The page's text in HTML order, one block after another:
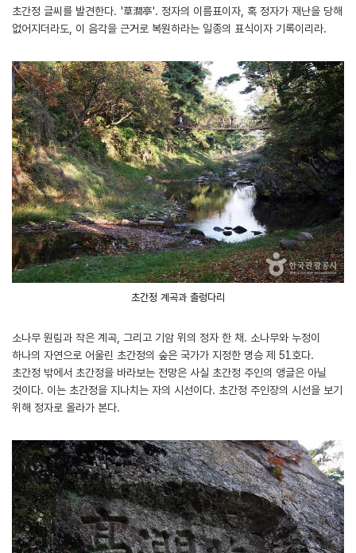
초간정 글씨를 발견한다. '草澗亭'. 정자의 이름표이자, 혹 정자가 재난을 당해
없어지더라도, 이 음각을 근거로 복원하라는 일종의 표식이자 기록이리라.
초간정 계곡과 출렁다리
소나무 원림과 작은 계곡, 그리고 기암 위의 정자 한 채. 소나무와 누정이
하나의 자연으로 어울린 초간정의 숲은 국가가 지정한 명승 제 51호다.
초간정 밖에서 초간정을 바라보는 전망은 사실 초간정 주인의 앵글은 아닐
것이다. 이는 초간정을 지나치는 자의 시선이다. 초간정 주인장의 시선을 보기
위해 정자로 올라가 본다.